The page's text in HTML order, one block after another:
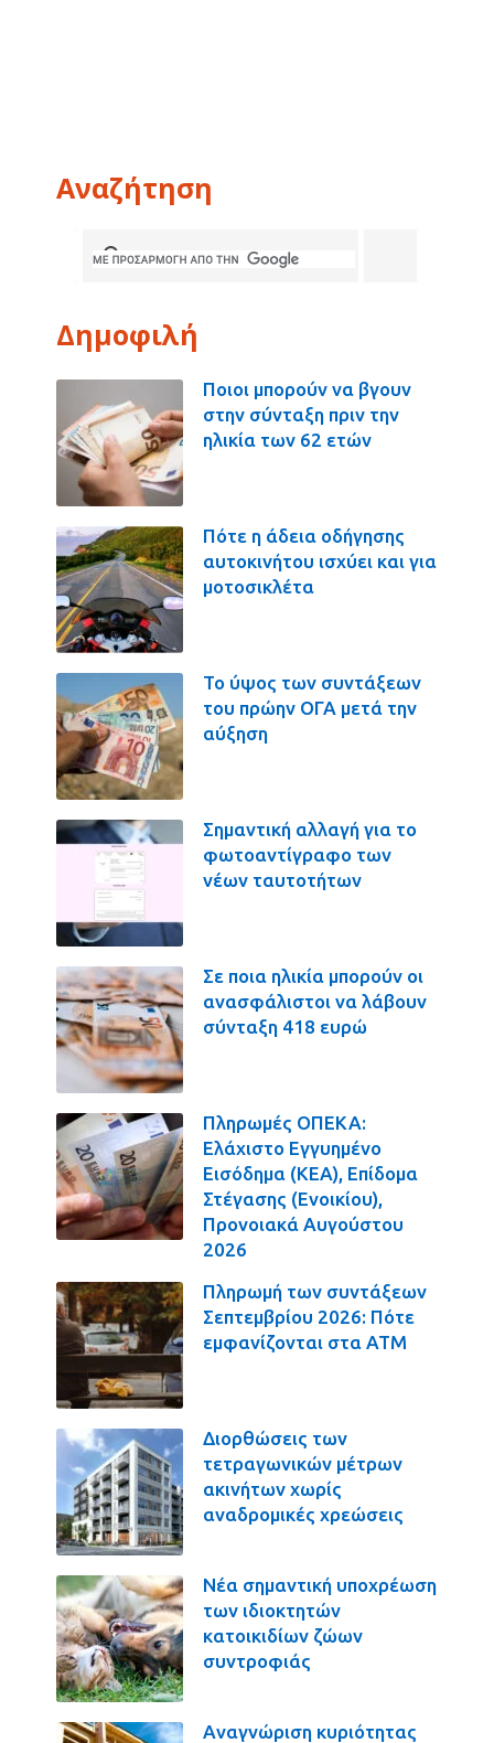
Αναζήτηση
Δημοφιλή
Ποιοι μπορούν να βγουν
στην σύνταξη πριν την
ηλικία των 62 ετών
Πότε η άδεια οδήγησης
αυτοκινήτου ισχύει και για
μοτοσικλέτα
Το ύψος των συντάξεων
του πρώην ΟΓΑ μετά την
αύξηση
Σημαντική αλλαγή για το
φωτοαντίγραφο των
νέων ταυτοτήτων
Σε ποια ηλικία μπορούν οι
ανασφάλιστοι να λάβουν
σύνταξη 418 ευρώ
Πληρωμές ΟΠΕΚΑ:
Ελάχιστο Εγγυημένο
Εισόδημα (ΚΕΑ), Επίδομα
Στέγασης (Ενοικίου),
Προνοιακά Αυγούστου
2026
Πληρωμή των συντάξεων
Σεπτεμβρίου 2026: Πότε
εμφανίζονται στα ΑΤΜ
Διορθώσεις των
τετραγωνικών μέτρων
ακινήτων χωρίς
αναδρομικές χρεώσεις
Νέα σημαντική υποχρέωση
των ιδιοκτητών
κατοικιδίων ζώων
συντροφιάς
Αναγνώριση κυριότητας